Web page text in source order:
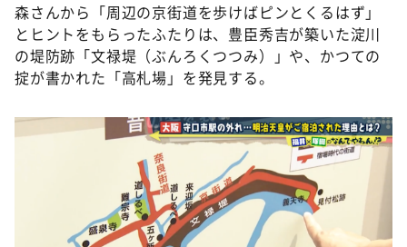
森さんから「周辺の京街道を歩けばピンとくるはず」
とヒントをもらったふたりは、豊臣秀吉が築いた淀川
の堤防跡「文禄堤（ぶんろくつつみ）」や、かつての
掟が書かれた「高札場」を発見する。